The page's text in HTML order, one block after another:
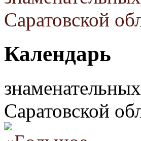
Календарь
Саратовской